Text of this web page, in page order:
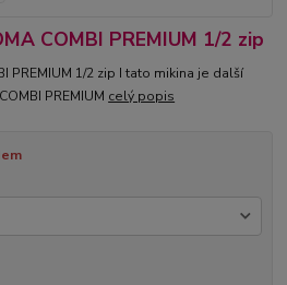
COMBI PREMIUM 1/2 zip
PREMIUM 1/2 zip I tato mikina je další
PREMIUM celý popis